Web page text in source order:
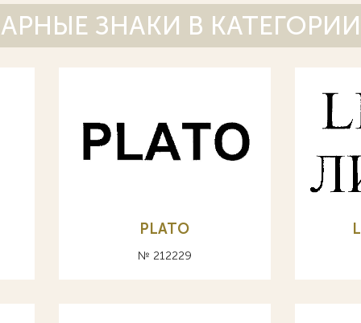
ЗНАКИ В КАТЕГОРИИ
PLATO
№ 212229